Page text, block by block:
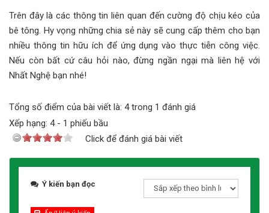
Trên đây là các thông tin liên quan đến cường độ chịu kéo của
bê tông. Hy vọng những chia sẻ này sẽ cung cấp thêm cho bạn
nhiều thông tin hữu ích để ứng dụng vào thực tiễn công việc.
Nếu còn bất cứ câu hỏi nào, đừng ngần ngại mà liên hệ với
Nhất Nghệ bạn nhé!
Tổng số điểm của bài viết là: 4 trong 1 đánh giá
Xếp hạng: 4- 1 phiếu bầu
Click để đánh giá bài viết
Ý kiến bạn đọc